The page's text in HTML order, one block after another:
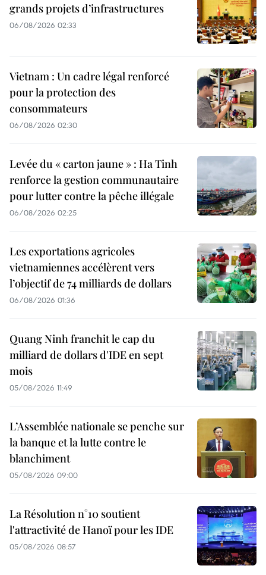
grands projets d’infrastructures
06/08/2026 02:33
Vietnam : Un cadre légal renforcé
pour la protection des
consommateurs
06/08/2026 02:30
Levée du « carton jaune » : Ha Tinh
renforce la gestion communautaire
pour lutter contre la pêche illégale
06/08/2026 02:25
Les exportations agricoles
vietnamiennes accélèrent vers
l’objectif de 74 milliards de dollars
06/08/2026 01:36
Quang Ninh franchit le cap du
milliard de dollars d'IDE en sept
mois
05/08/2026 11:49
L’Assemblée nationale se penche sur
la banque et la lutte contre le
blanchiment
05/08/2026 09:00
La Résolution n°10 soutient
l'attractivité de Hanoï pour les IDE
05/08/2026 08:57